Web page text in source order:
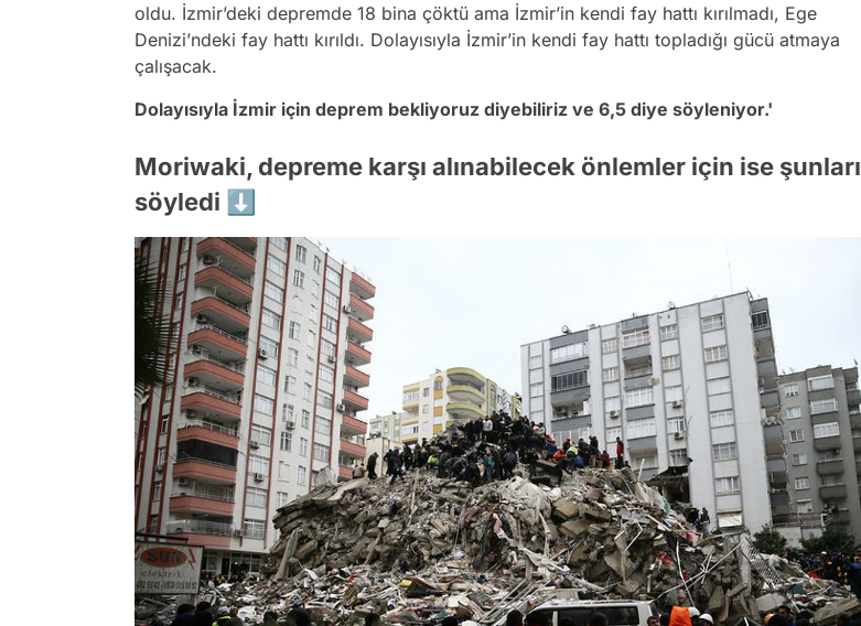
oldu. İzmir’deki depremde 18 bina çöktü ama İzmir’in kendi fay hattı kırılmadı, Ege
Denizi’ndeki fay hattı kırıldı. Dolayısıyla İzmir’in kendi fay hattı topladığı gücü atmaya
çalışacak.
Dolayısıyla İzmir için deprem bekliyoruz diyebiliriz ve 6,5 diye söyleniyor.'
Moriwaki, depreme karşı alınabilecek önlemler için ise şunları
söyledi ⬇️